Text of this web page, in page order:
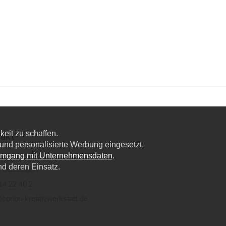
6a,
Düsseldorf
zu schaffen.
personalisierte Werbung eingesetzt.
mit Unternehmensdaten.
deren Einsatz.